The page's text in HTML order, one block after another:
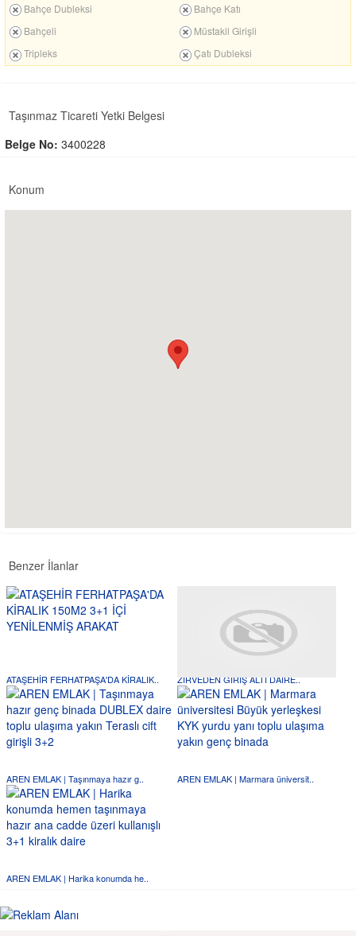
Bahçe Dubleksi
Bahçe Katı
Bahçeli
Müstakil Girişli
Tripleks
Çatı Dubleksi
Taşınmaz Ticareti Yetki Belgesi
Belge No: 3400228
Konum
Benzer İlanlar
ATAŞEHİR FERHATPAŞA'DA KİRALIK.. ZİRVEDEN GİRİŞ ALTI DAİRE..
AREN EMLAK | Taşınmaya hazır g.. AREN EMLAK | Marmara üniversit..
AREN EMLAK | Harika konumda he..